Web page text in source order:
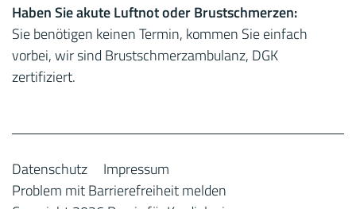
Haben Sie akute Luftnot oder Brustschmerzen:
Sie benötigen keinen Termin, kommen Sie einfach
vorbei, wir sind Brustschmerzambulanz, DGK
zertifiziert.
Datenschutz
Impressum
Problem mit Barrierefreiheit melden